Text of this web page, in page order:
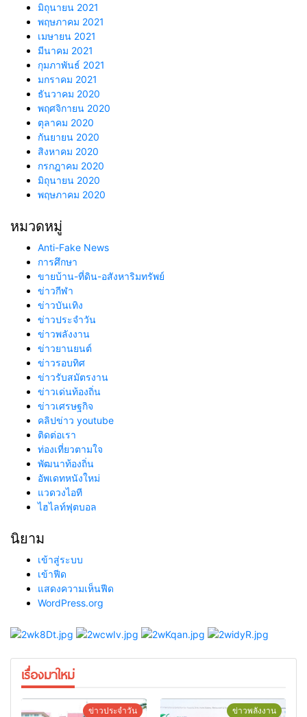
มิถุนายน 2021
พฤษภาคม 2021
เมษายน 2021
มีนาคม 2021
กุมภาพันธ์ 2021
มกราคม 2021
ธันวาคม 2020
พฤศจิกายน 2020
ตุลาคม 2020
กันยายน 2020
สิงหาคม 2020
กรกฎาคม 2020
มิถุนายน 2020
พฤษภาคม 2020
หมวดหมู่
Anti-Fake News
การศึกษา
ขายบ้าน-ที่ดิน-อสังหาริมทรัพย์
ข่าวกีฬา
ข่าวบันเทิง
ข่าวประจำวัน
ข่าวพลังงาน
ข่าวยานยนต์
ข่าวรอบทิศ
ข่าวรับสมัตรงาน
ข่าวเด่นท้องถิ่น
ข่าวเศรษฐกิจ
คลิปข่าว youtube
ติดต่อเรา
ท่องเที่ยวตามใจ
พัฒนาท้องถิ่น
อัพเดทหนังใหม่
แวดวงไอที
ไฮไลท์ฟุตบอล
นิยาม
เข้าสู่ระบบ
เข้าฟีด
แสดงความเห็นฟีด
WordPress.org
เรื่องมาใหม่
ข่าวประจำวัน ข่าวพลังงาน